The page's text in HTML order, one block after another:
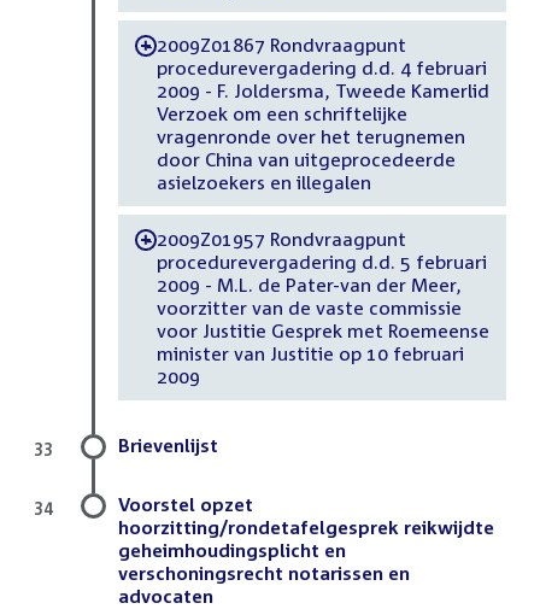
-2009Z01867 Rondvraagpunt
procedurevergadering d.d. 4 februari
2009 - F. Joldersma, Tweede Kamerlid
Verzoek om een schriftelijke
vragenronde over het terugnemen
door China van uitgeprocedeerde
asielzoekers en illegalen
-2009Z01957 Rondvraagpunt
procedurevergadering d.d. 5 februari
2009 - M.L. de Pater-van der Meer,
voorzitter van de vaste commissie
voor Justitie Gesprek met Roemeense
minister van Justitie op 10 februari
2009
Brievenlijst
33
Voorstel opzet
hoorzitting/rondetafelgesprek reikwijdte
geheimhoudingsplicht en
verschoningsrecht notarissen en
advocaten
34